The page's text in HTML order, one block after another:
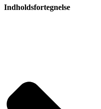
Indholdsfortegnelse